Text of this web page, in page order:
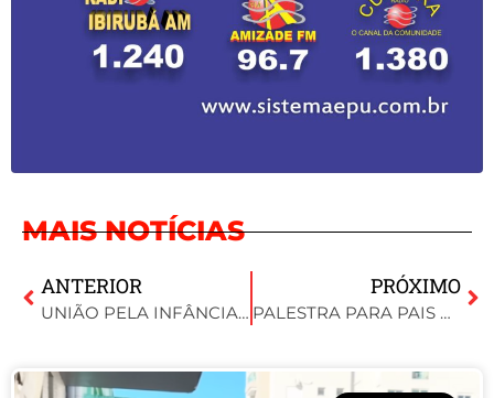
MAIS NOTÍCIAS
ANTERIOR
UNIÃO PELA INFÂNCIA: ENCONTRO REFORÇA A LUTA CONTRA A VIOLÊNCIA SEXUAL INFANTIL
PRÓXIMO
PALESTRA PARA PAIS DESTACA DESAFIOS DA EDUCAÇÃO E IMPORTÂNCIA DA PRESENÇA FAMILIAR